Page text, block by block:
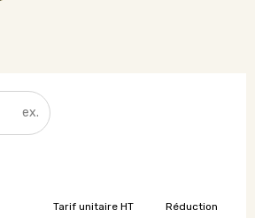
Réduction
Tarif unitaire HT